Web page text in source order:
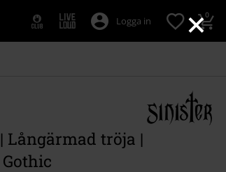
×
Logga in 0
Långärmad tröja |